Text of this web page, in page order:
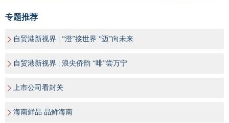
专题推荐
自贸港新视界 | “澄”接世界 “迈”向未来
自贸港新视界 | 浪尖侨韵 “啡”尝万宁
上市公司看封关
海南鲜品 品鲜海南